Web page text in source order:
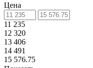
Цена
11 235
12 320
13 406
14 491
15 576.75